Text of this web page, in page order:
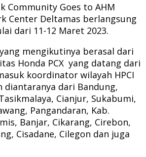
Community Goes to AHM
Center Deltamas berlangsung
dari 11-12 Maret 2023.
mengikutinya berasal dari
Honda PCX yang datang dari
koordinator wilayah HPCI
diantaranya dari Bandung,
Cianjur, Sukabumi,
Pangandaran, Kab.
Banjar, Cikarang, Cirebon,
Cisadane, Cilegon dan juga